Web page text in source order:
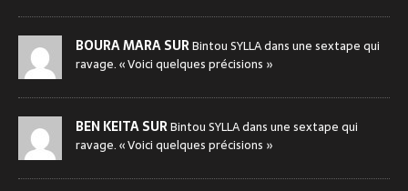
BOURA MARA SURBintou SYLLA dans une sextape qui
ravage. « Voici quelques précisions »
BEN KEITA SURBintou SYLLA dans une sextape qui
ravage. « Voici quelques précisions »